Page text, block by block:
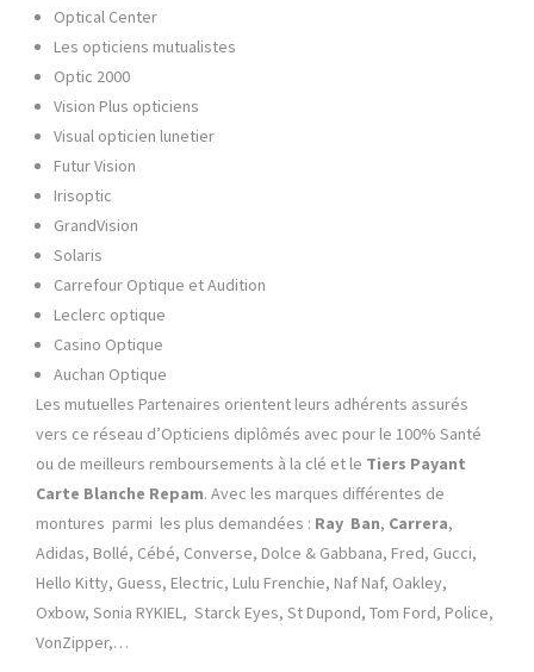
Optical Center
Les opticiens mutualistes
Optic 2000
Vision Plus opticiens
Visual opticien lunetier
Futur Vision
Irisoptic
GrandVision
Solaris
Carrefour Optique et Audition
Leclerc optique
Casino Optique
Auchan Optique
Les mutuelles Partenaires orientent leurs adhérents assurés
vers ce réseau d’Opticiens diplômés avec pour le 100% Santé
ou de meilleurs remboursements à la clé et le Tiers Payant
Carte Blanche Repam. Avec les marques différentes de
montures parmi les plus demandées : Ray Ban, Carrera,
Adidas, Bollé, Cébé, Converse, Dolce & Gabbana, Fred, Gucci,
Hello Kitty, Guess, Electric, Lulu Frenchie, Naf Naf, Oakley,
Oxbow, Sonia RYKIEL, Starck Eyes, St Dupond, Tom Ford, Police,
VonZipper,…